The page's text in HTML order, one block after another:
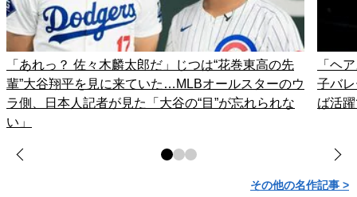
「あれっ？ 佐々木麟太郎だ」じつは“花巻東高の先
輩”大谷翔平を見に来ていた…MLBオールスターのウ
ラ側、日本人記者が見た「大谷の“目”が忘れられな
い」
「ヘ
子バ
ば活
その他の名作記事 >